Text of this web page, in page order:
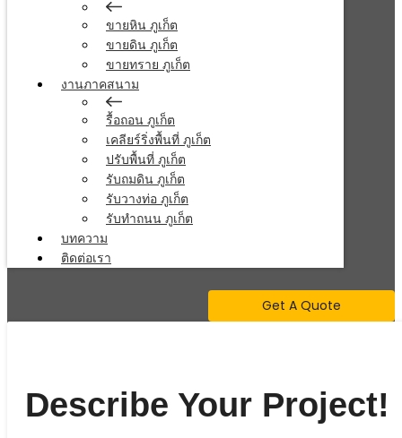
ขายหิน ภูเก็ต
ขายดิน ภูเก็ต
ขายทราย ภูเก็ต
งานภาคสนาม
รื้อถอน ภูเก็ต
เคลียร์ริ่งพื้นที่ ภูเก็ต
ปรับพื้นที่ ภูเก็ต
รับถมดิน ภูเก็ต
รับวางท่อ ภูเก็ต
รับทำถนน ภูเก็ต
บทความ
ติดต่อเรา
Get A Quote
Describe Your Project!